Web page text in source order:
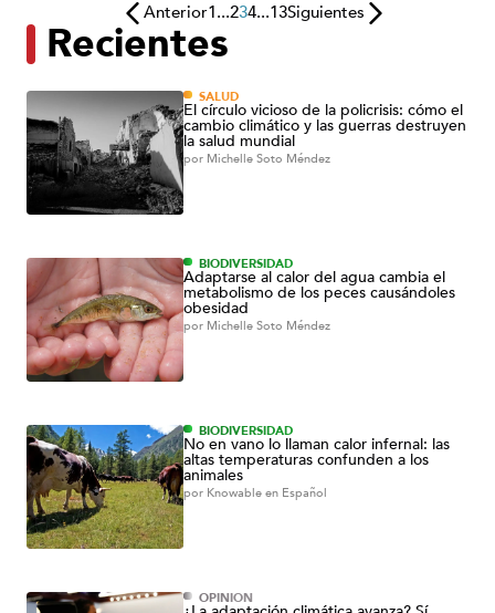
Anterior1...234...13Siguientes
Recientes
SALUD
El círculo vicioso de la policrisis: cómo el
cambio climático y las guerras destruyen
la salud mundial
por Michelle Soto Méndez
BIODIVERSIDAD
Adaptarse al calor del agua cambia el
metabolismo de los peces causándoles
obesidad
por Michelle Soto Méndez
BIODIVERSIDAD
No en vano lo llaman calor infernal: las
altas temperaturas confunden a los
animales
por Knowable en Español
OPINIÓN